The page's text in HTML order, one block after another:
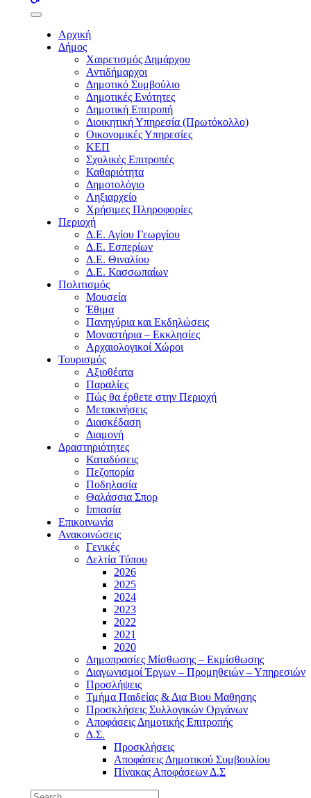
buttons
Αρχική
Δήμος
Χαιρετισμός Δημάρχου
Αντιδήμαρχοι
Δημοτικό Συμβούλιο
Δημοτικές Ενότητες
Δημοτική Επιτροπή
Διοικητική Υπηρεσία (Πρωτόκολλο)
Οικονομικές Υπηρεσίες
ΚΕΠ
Σχολικές Επιτροπές
Καθαριότητα
Δημοτολόγιο
Ληξιαρχείο
Χρήσιμες Πληροφορίες
Περιοχή
Δ.Ε. Αγίου Γεωργίου
Δ.Ε. Εσπερίων
Δ.Ε. Θιναλίου
Δ.Ε. Κασσωπαίων
Πολιτισμός
Μουσεία
Έθιμα
Πανηγύρια και Εκδηλώσεις
Μοναστήρια – Εκκλησίες
Αρχαιολογικοί Χώροι
Τουρισμός
Αξιοθέατα
Παραλίες
Πώς θα έρθετε στην Περιοχή
Μετακινήσεις
Διασκέδαση
Διαμονή
Δραστηριότητες
Καταδύσεις
Πεζοπορία
Ποδηλασία
Θαλάσσια Σπορ
Ιππασία
Επικοινωνία
Ανακοινώσεις
Γενικές
Δελτία Τύπου
2026
2025
2024
2023
2022
2021
2020
Δημοπρασίες Μίσθωσης – Εκμίσθωσης
Διαγωνισμοί Έργων – Προμηθειών – Υπηρεσιών
Προσλήψεις
Τμήμα Παιδείας & Δια Βιου Μαθησης
Προσκλήσεις Συλλογικών Οργάνων
Αποφάσεις Δημοτικής Επιτροπής
Δ.Σ.
Προσκλήσεις
Αποφάσεις Δημοτικού Συμβουλίου
Πίνακας Αποφάσεων Δ.Σ
Search